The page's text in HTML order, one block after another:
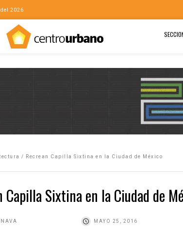
del 2026
/ Recrean Capilla Sixtina en la Ciudad de México
Capilla Sixtina en la Ciudad de
MAYO 25, 2016